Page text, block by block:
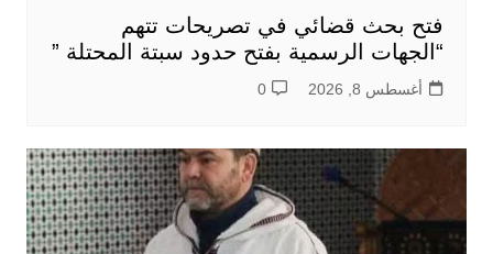
فتح بحث قضائي في تصريحات تتهم
“الجهات الرسمية بفتح حدود سبتة المحتلة ”
أغسطس 8, 2026 0